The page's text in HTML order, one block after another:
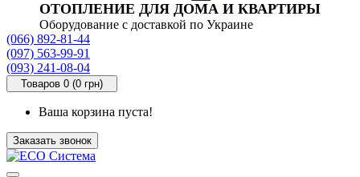
ОТОПЛЕНИЕ ДЛЯ ДОМА И КВАРТИРЫ
Оборудование с доставкой по Украине
(066) 892-81-44
(097) 563-99-91
(093) 241-08-04
Товаров 0 (0 грн)
Ваша корзина пуста!
Заказать звонок